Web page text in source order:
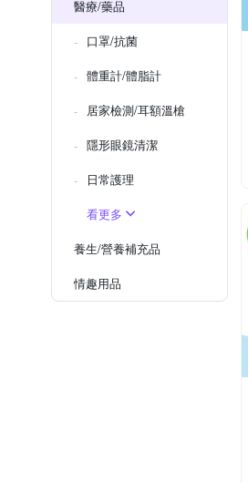
醫療/藥品
口罩/抗菌
體重計/體脂計
居家檢測/耳額溫槍
隱形眼鏡清潔
日常護理
看更多
養生/營養補充品
情趣用品